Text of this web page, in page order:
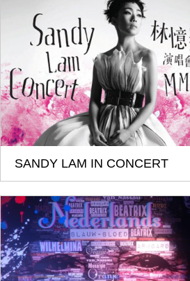
SANDY LAM IN CONCERT